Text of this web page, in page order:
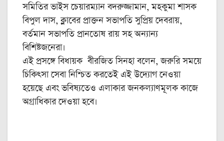
সমিতির ভাইস চেয়ারম্যান বদরুজ্জামান, মহকুমা শাসক
বিপুল দাস, ক্লাবের প্রাক্তন সভাপতি সুপ্রিয় দেবরায়,
বর্তমান সভাপতি প্রানতোষ রায় সহ অন্যান্য
বিশিষ্টজনেরা।
এই প্রসঙ্গে বিধায়ক বীরজিত সিনহা বলেন, জরুরি সময়ে
চিকিৎসা সেবা নিশ্চিত করতেই এই উদ্যোগ নেওয়া
হয়েছে এবং ভবিষ্যতেও এলাকার জনকল্যাণমূলক কাজে
অগ্রাধিকার দেওয়া হবে।